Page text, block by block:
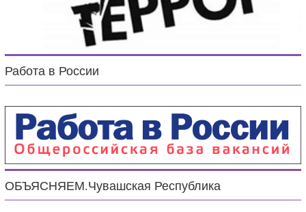
Работа в России
ОБЪЯСНЯЕМ.Чувашская Республика